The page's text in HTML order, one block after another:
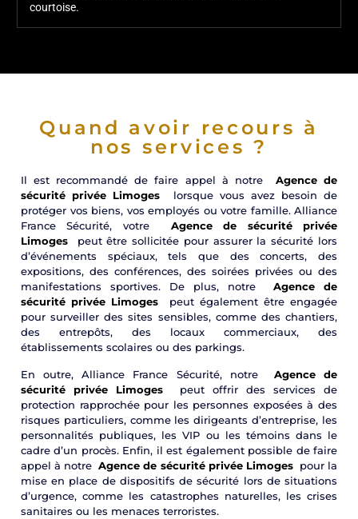
courtoise.
Quand avoir recours à
nos services ?
Il est recommandé de faire appel à notre Agence de
sécurité privée Limoges lorsque vous avez besoin de
protéger vos biens, vos employés ou votre famille. Alliance
France Sécurité, votre Agence de sécurité privée
Limoges peut être sollicitée pour assurer la sécurité lors
d’événements spéciaux, tels que des concerts, des
expositions, des conférences, des soirées privées ou des
manifestations sportives. De plus, notre Agence de
sécurité privée Limoges peut également être engagée
pour surveiller des sites sensibles, comme des chantiers,
des entrepôts, des locaux commerciaux, des
établissements scolaires ou des parkings.
En outre, Alliance France Sécurité, notre Agence de
sécurité privée Limoges peut offrir des services de
protection rapprochée pour les personnes exposées à des
risques particuliers, comme les dirigeants d’entreprise, les
personnalités publiques, les VIP ou les témoins dans le
cadre d’un procès. Enfin, il est également possible de faire
appel à notreAgence de sécurité privée Limogespour la
mise en place de dispositifs de sécurité lors de situations
d’urgence, comme les catastrophes naturelles, les crises
sanitaires ou les menaces terroristes.